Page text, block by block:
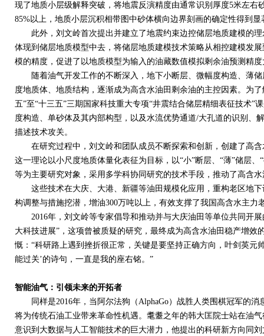
现了地质小层级解释突破，将地震反演精度由通常识别厚度5米左右
85%以上，地质小层沉积相带图中砂体横向边界刻画的确定性得到显
此外，刘文岭首次提出并建立了地震约束边控储层地质建模的理
体现到储层地质模型中去，将储层地质建模技术策略从相控建模发
模的精度，促进了以地质模型为输入的油藏数值模拟剩余油预测精
随着油气开发工作的不断深入，地下小断层、微幅度构造、薄储
度地质体、地质结构，逐渐成为高含水油田剩余油的主控因素。为
五”至“十三五”三期国家科技重大专项“井震结合储层精细表征技术”
度构造、单砂体及其内部构型，以及水流优势通道/大孔道的识别、
描述技术攻关。
在研究过程中，刘文岭和团队成员不断探索和创新，创建了高含
这一理论以小尺度地质体量化表征为目标，以“小”断层、“薄”储层
等为主要研究对象，采用多学科协同研究的技术手段，推动了高含
这些技术在大庆、大港、新疆等油田规模化应用，重构老区地下
构调整与措施挖潜，增油300万吨以上，有效支撑了我国高含水主力
2016年，刘文岭等专家倡导和推动并与大庆油田等单位共同开
大科技进展”，这项曾被质疑的研究，最终成为高含水油田稳产增效
慨：“科研路上遇到挫折很正常，关键是要坚持正确方向，叶剑英元
能过关’的诗句，一直是我的座右铭。”
智能油气：引领未来的开拓者
同样是2016年，当阿尔法狗（AlphaGo）战胜人类围棋冠军的消
将为传统石油工业带来革命性机遇。耄耋之年的韩大匡院士站在油
意识到大数据与人工智能技术的巨大潜力，他提出的科研新方向同